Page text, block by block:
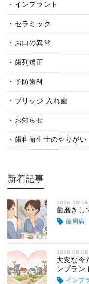
インプラント
セラミック
お口の異常
歯列矯正
予防歯科
ブリッジ 入れ歯
お知らせ
歯科衛生士のやりがい
新着記事
2026.08.06
歯磨きし
歯周病
2026.08.06
大変な今
ンプラン
インプ